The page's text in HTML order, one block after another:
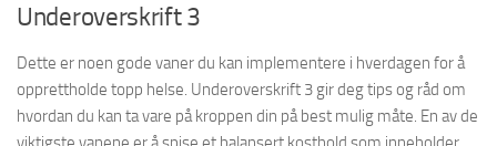
Underoverskrift 3
Dette er noen gode vaner du kan implementere i hverdagen for å
opprettholde topp helse. Underoverskrift 3 gir deg tips og råd om
hvordan du kan ta vare på kroppen din på best mulig måte. En av de